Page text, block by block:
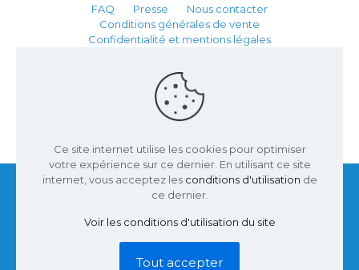
FAQ Presse
Nous contacter
Conditions générales de vente
Confidentialité et mentions légales
© 2002 - 2026 Parcs Passion | Site conçu parInuveo
Tous droits réservés.
Ce site internet utilise les cookies pour optimiser
votre expérience sur ce dernier. En utilisant ce site
internet, vous acceptez les conditions d'utilisation de
ce dernier.
Voir les conditions d'utilisation du site
Tout accepter